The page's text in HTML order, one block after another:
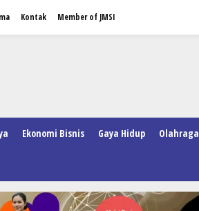
Kontak Member of JMSI
Ekonomi Bisnis Gaya Hidup Olahraga